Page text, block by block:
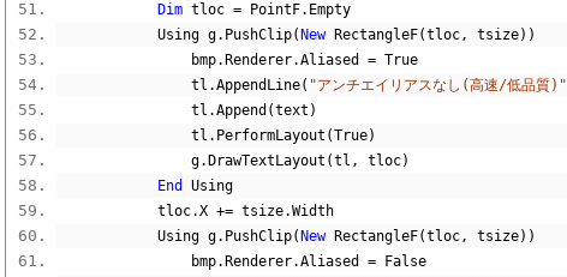
Dim tloc = PointF. Empty
            Using g
. PushClip( New RectangleF(tloc, tsize))
                bmp
. Renderer.Aliased = True
                tl
.AppendLine( "アンチエイリアスなし(高速/低品質)"
                tl
.Append (text )
                tl
. PerformLayout (True)
                g
. DrawTextLayout (tl , tloc)
End
Using
            tloc
.X += tsize.Width
            Using g
. PushClip( New RectangleF(tloc, tsize))
                bmp
. Renderer.Aliased =
False